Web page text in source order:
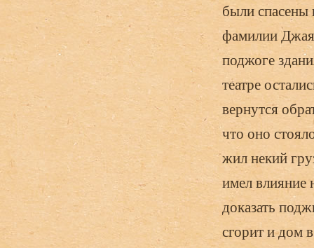
были спасены
фамилии
поджоге
театре
вернутся
что оно
жил некий
имел влияние
доказать
сгорит и дом